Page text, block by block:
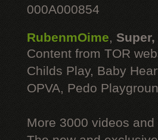
000A000854
RubenmOime,
Content from TOR
Childs Play, Baby
OPVA, Pedo
More 3000 videos